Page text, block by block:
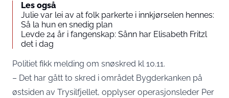
Les også
Julie var lei av at folk parkerte i innkjørselen hennes:
Så la hun en snedig plan
Levde 24 år i fangenskap: Sånn har Elisabeth Fritzl
det i dag
Politiet fikk melding om snøskred kl 10.11.
– Det har gått to skred i området Bygderkanken på
østsiden av Trysilfjellet, opplyser operasjonsleder Per